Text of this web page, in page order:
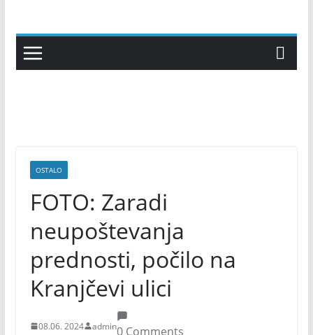
content
OSTALO
FOTO: Zaradi
neupoštevanja
prednosti, počilo na
Kranjčevi ulici
08.06. 2024 admin0 Comments